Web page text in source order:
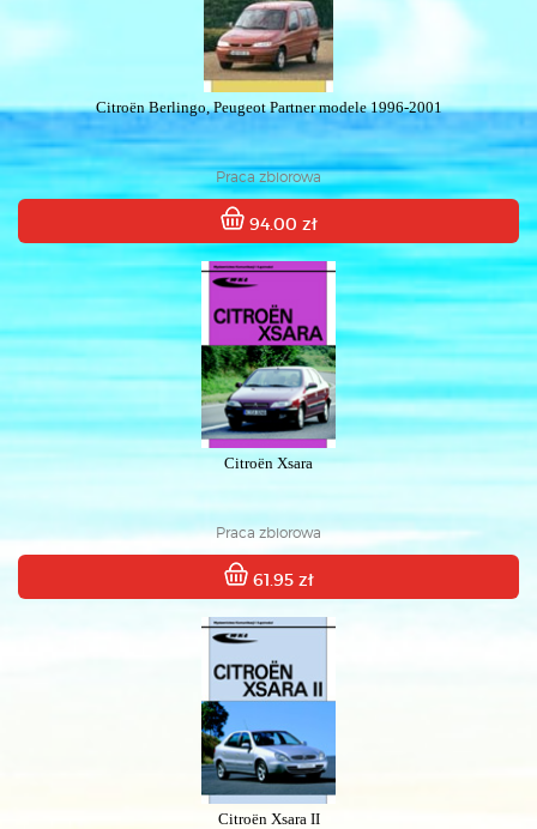
Citroën Berlingo, Peugeot Partner modele 1996-2001
Praca zbiorowa
94.00 zł
Citroën Xsara
Praca zbiorowa
61.95 zł
Citroën Xsara II